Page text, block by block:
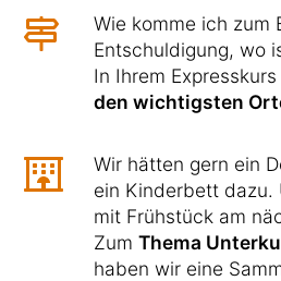
Wie komme ich zum
Entschuldigung, wo
In Ihrem
den wichtigsten
Wir hätten gern ein
ein Kinderbett dazu.
mit Frühstück am
Zum Thema
haben wir eine